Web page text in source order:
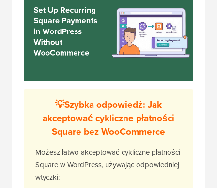
💡Szybka odpowiedź: Jak
akceptować cykliczne płatności
Square bez WooCommerce
Możesz łatwo akceptować cykliczne płatności
Square w WordPress, używając odpowiedniej
wtyczki: